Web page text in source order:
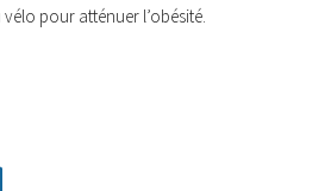
pour atténuer l’obésité.